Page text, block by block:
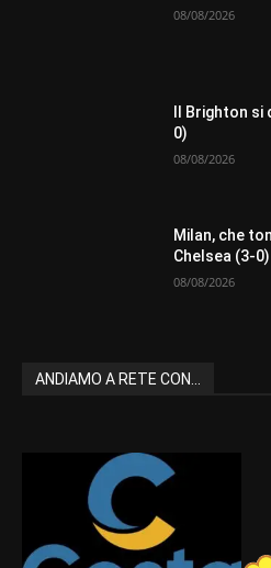
08/08/2026
Il Brighton
0)
08/08/2026
Milan, che
Chelsea (3-0)
08/08/2026
ANDIAMO A RETE CON...